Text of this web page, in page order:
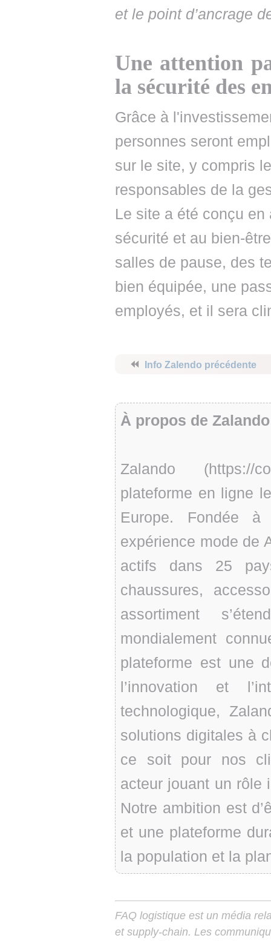
et le point d’ancrage
Une attention
la sécurité des
Grâce à
personnes seront
sur le site, y compris
responsables de la
Le site a été conçu
sécurité et au bien-
salles de pause, des
bien équipée, une
employés, et il sera
⏪ Info Zalendo précédente
À propos de Zalando
Zalando (https://
plateforme en ligne
Europe. Fondée
expérience mode de
actifs dans 25
chaussures,
assortiment
mondialement
plateforme est une
l’innovation et
technologique,
solutions digitales à
ce soit pour nos
acteur jouant un rôle
Notre ambition est
et une plateforme
la population et la
FAQ logistique est un média
et supply-chain. Les